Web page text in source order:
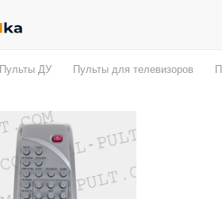
Пульты ДУ Пульты для телевизоров